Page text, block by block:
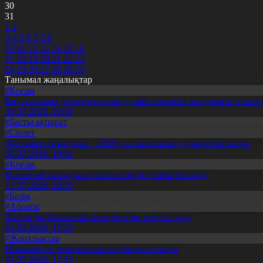
30
31
1 2
3 4 5 6 7 8 9
10 11 12 13 14 15 16
17 18 19 20 21 22 23
24 25 26 27 28 29 30
Танымал жаңалықтар
#Қоғам
Енді салалық дәрігерге қаралу үшін терапевт жолдамасы қажет
30.07.2026, 20:05
#Басты ақпарат
#Спорт
«Болашақ ойындары – 2026» халықаралық турнирі басталды
30.07.2026, 10:01
#Қоғам
Құрылтай сайлауына үміткерлердің тізімі бекітілді
13.07.2026, 20:03
#Білім
#Aqparat
Жапондар Қазақстан өсімдіктерін зерттеп жүр
04.08.2026, 17:30
#Жаңалықтар
Шымкентте теміржолшылар марапатталды
31.07.2026, 17:15